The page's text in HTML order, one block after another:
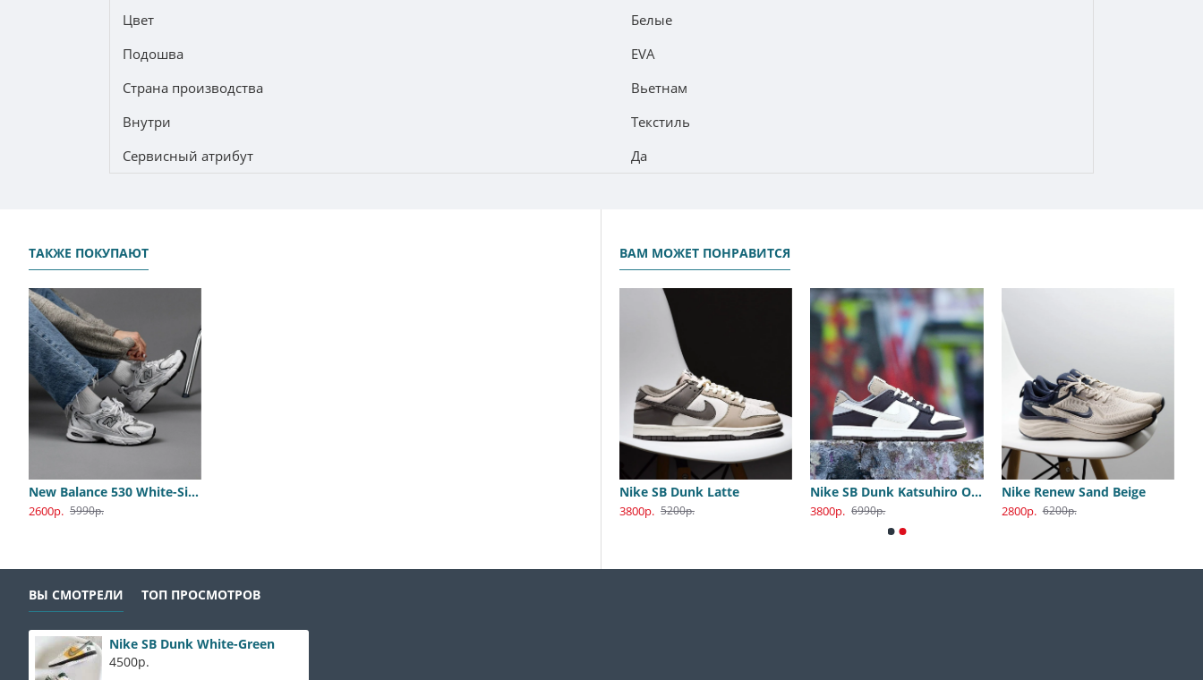
Цвет
Белые
Подошва
EVA
Страна производства
Вьетнам
Внутри
Текстиль
Сервисный атрибут
Да
ТАКЖЕ ПОКУПАЮТ
New Balance 530 White-Silver
2600р. 5990р.
ВАМ МОЖЕТ ПОНРАВИТСЯ
Adidas PureBoost All White
2400р. 8900р.
Nike SB Dunk Latte
3800р. 5200р.
Nike SB Dunk Katsuhiro Otomo
3800р. 6990р.
Nike Renew Sand Beige
2800р. 6200р.
ВЫ СМОТРЕЛИ ТОП ПРОСМОТРОВ
Nike SB Dunk White-Green
4500р.